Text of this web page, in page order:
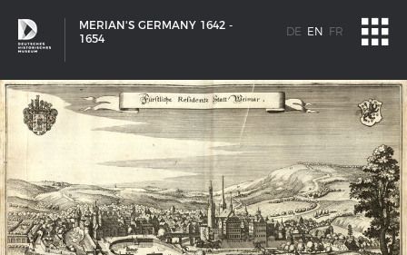
MERIAN'S GERMANY 1642 -
1654
DE EN FR